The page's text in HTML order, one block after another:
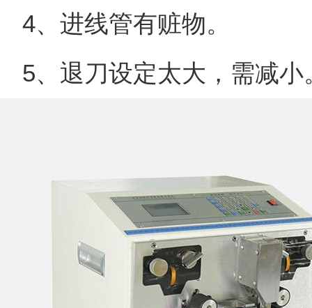
4、进线管有赃物。
5、退刀设定太大，需减小